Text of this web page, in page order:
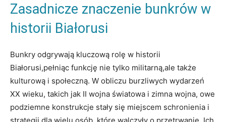
Zasadnicze znaczenie ⁣bunkrów ⁤w
historii Białorusi
Bunkry odgrywają kluczową rolę w​ historii
Białorusi,pełniąc funkcję nie ⁤tylko militarną,ale także
kulturową i społeczną. W obliczu burzliwych wydarzeń⁤
XX wieku, takich jak II wojna światowa i zimna wojna, owe
podziemne konstrukcje​ stały się miejscem schronienia i